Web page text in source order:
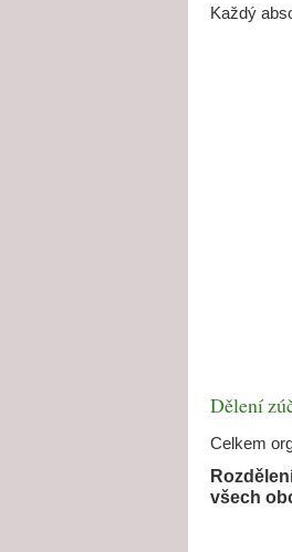
Každý
Dělení
Celkem
všech